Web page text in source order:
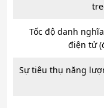
Tốc độ danh
điện tử
Sự tiêu thụ năng